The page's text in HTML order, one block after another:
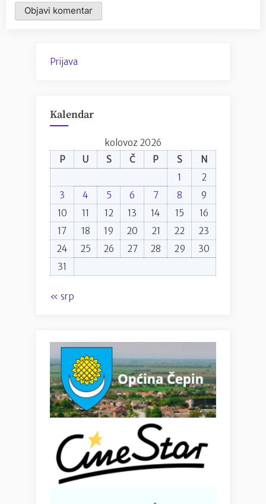
Prijava
Kalendar
kolovoz 2026
P
U S Č P S
N
1
2
3
4 5 6 7 8
9
10
11 12 13 14 15
16
17
18 19 20 21 22
23
24
25 26 27 28 29
30
31
« srp